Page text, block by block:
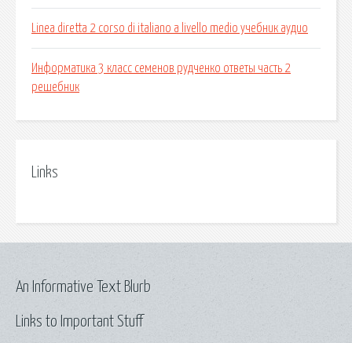
Linea diretta 2 corso di italiano a livello medio учебник аудио
Информатика 3 класс семенов рудченко ответы часть 2
решебник
Links
Links to Important Stuff
An Informative Text Blurb